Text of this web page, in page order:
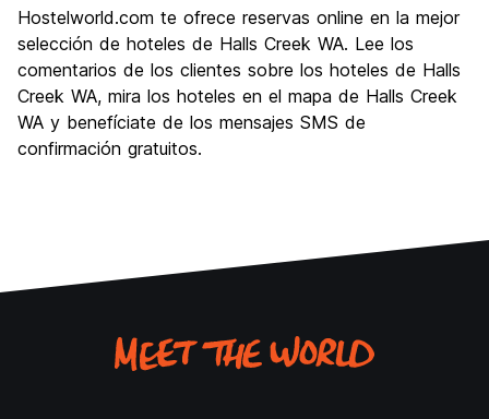
Hostelworld.com te ofrece reservas online en la mejor
selección de hoteles de Halls Creek WA. Lee los
comentarios de los clientes sobre los hoteles de Halls
Creek WA, mira los hoteles en el mapa de Halls Creek
WA y benefíciate de los mensajes SMS de
confirmación gratuitos.